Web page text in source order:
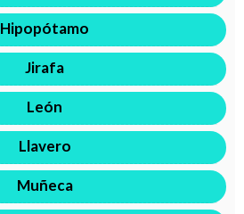
Hipopótamo
Jirafa
León
Llavero
Muñeca